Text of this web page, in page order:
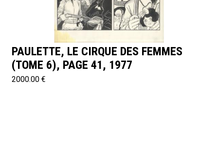
PAULETTE, LE CIRQUE DES FEMMES
(TOME 6), PAGE 41, 1977
2000.00 €